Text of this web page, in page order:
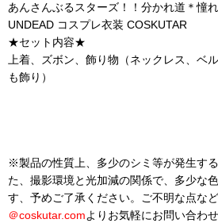
あんさんぶるスターズ！！分かれ道＊憧
UNDEAD コスプレ衣装 COSKUTAR
★セット内容★
上着、ズボン、飾り物（ネックレス、ベ
も飾り）
※製品の性質上、多少のシミ等が発生す
た、撮影環境と光加減の関係で、多少な
す、予めご了承ください。ご不明な点な
＠coskutar.comよりお気軽にお問い合わ